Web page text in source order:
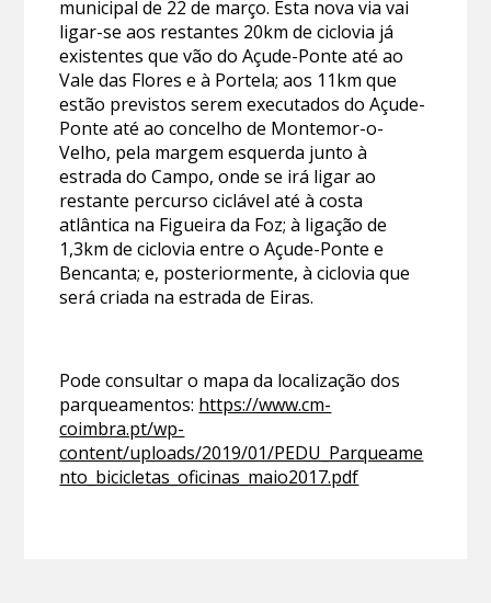
municipal de 22 de março. Esta nova via vai
ligar-se aos restantes 20km de ciclovia já
existentes que vão do Açude-Ponte até ao
Vale das Flores e à Portela; aos 11km que
estão previstos serem executados do Açude-
Ponte até ao concelho de Montemor-o-
Velho, pela margem esquerda junto à
estrada do Campo, onde se irá ligar ao
restante percurso ciclável até à costa
atlântica na Figueira da Foz; à ligação de
1,3km de ciclovia entre o Açude-Ponte e
Bencanta; e, posteriormente, à ciclovia que
será criada na estrada de Eiras.
Pode consultar o mapa da localização dos
parqueamentos: https://www.cm-
coimbra.pt/wp-
content/uploads/2019/01/PEDU_Parqueame
nto_bicicletas_oficinas_maio2017.pdf